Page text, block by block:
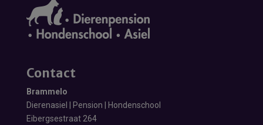
Contact
Brammelo
Dierenasiel | Pension | Hondenschool
Eibergsestraat 264